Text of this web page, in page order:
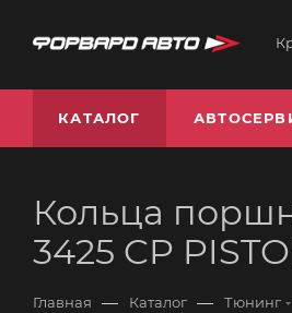
КАТАЛОГ
Кольца
3425 CP
Главная — Каталог — Тюнинг